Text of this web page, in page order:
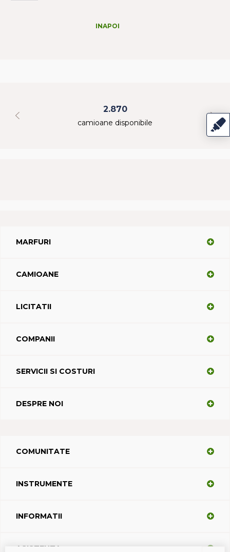
INAPOI
2.870
camioane disponibile
MARFURI
CAMIOANE
LICITATII
COMPANII
SERVICII SI COSTURI
DESPRE NOI
COMUNITATE
INSTRUMENTE
INFORMATII
ASISTENTA